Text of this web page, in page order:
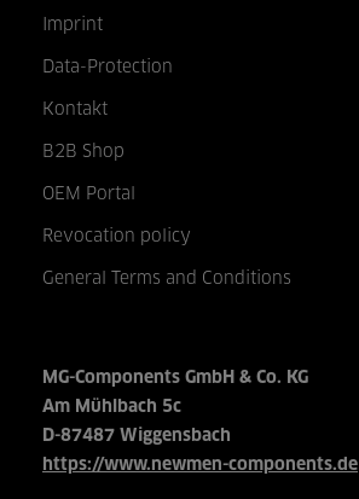
Imprint
Data-Protection
Kontakt
B2B Shop
OEM Portal
Revocation policy
General Terms and Conditions
MG-Components GmbH & Co. KG
Am Mühlbach 5c
D-87487 Wiggensbach
https://www.newmen-components.de